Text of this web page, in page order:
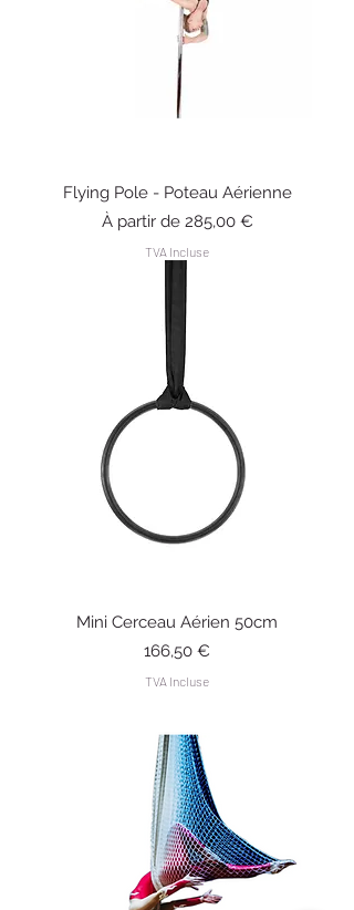
Flying Pole - Poteau Aérienne
À partir de 285,00 €
Prix promotionnel
TVA Incluse
Mini Cerceau Aérien 50cm
Prix
166,50 €
TVA Incluse